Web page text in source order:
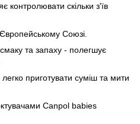
контролювати скільки з'їв
Союзі.
та запаху - полегшує
приготувати суміш та мити
Canpol babies